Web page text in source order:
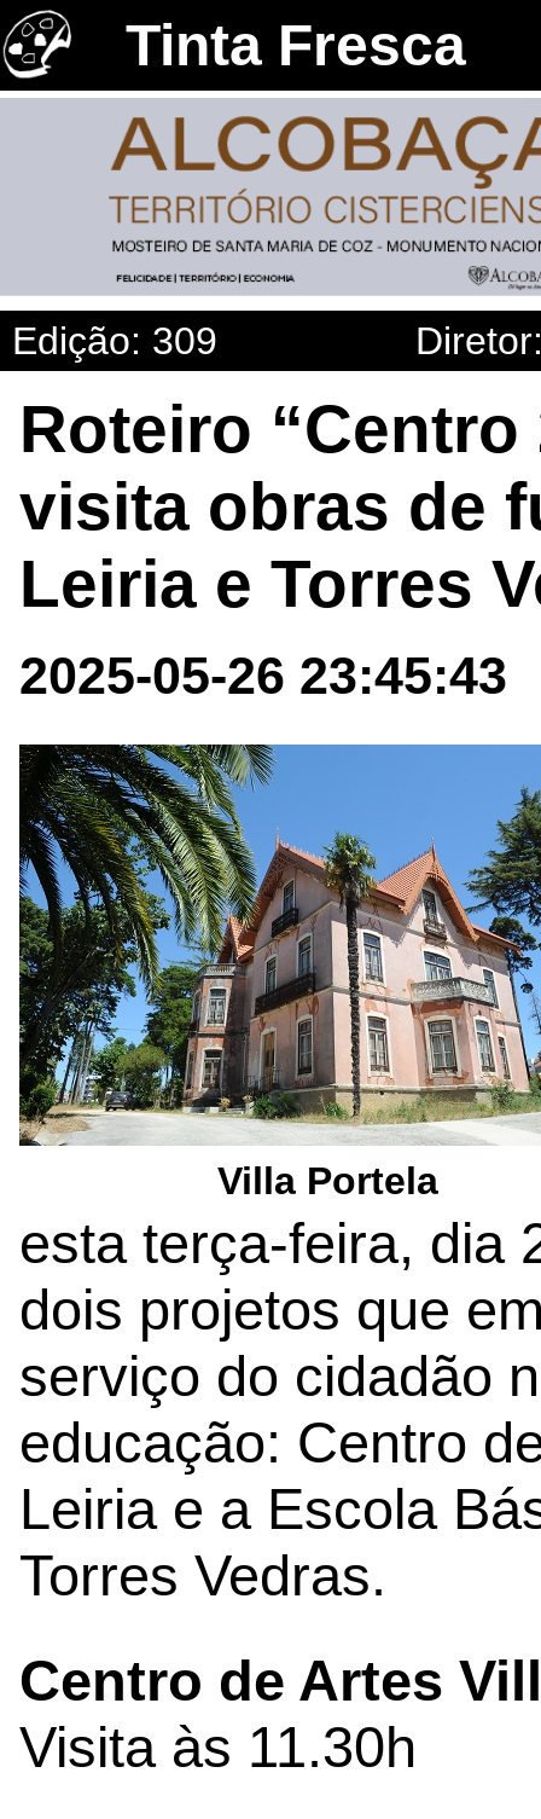
Tinta Fresca
Edição: 309
Roteiro “Centro
visita obras de
Leiria e Torres
2025-05-26 23:45:43
Villa Portela
esta terça-feira, dia
dois projetos que
serviço do cidadão
educação: Centro
Leiria e a Escola
Torres Vedras.
Centro de Artes
Visita às 11.30h